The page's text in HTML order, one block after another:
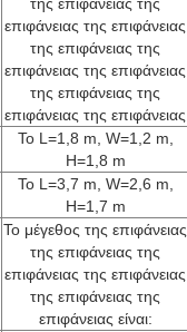
επιφάνειας της επιφάνειας
της επιφάνειας της
επιφάνειας της επιφάνειας
της επιφάνειας της
επιφάνειας της επιφάνειας
Το L=1,8 m, W=1,2 m,
H=1,8 m
Το L=3,7 m, W=2,6 m,
H=1,7 m
Το μέγεθος της επιφάνειας
της επιφάνειας της
επιφάνειας της επιφάνειας
της επιφάνειας της
επιφάνειας είναι: